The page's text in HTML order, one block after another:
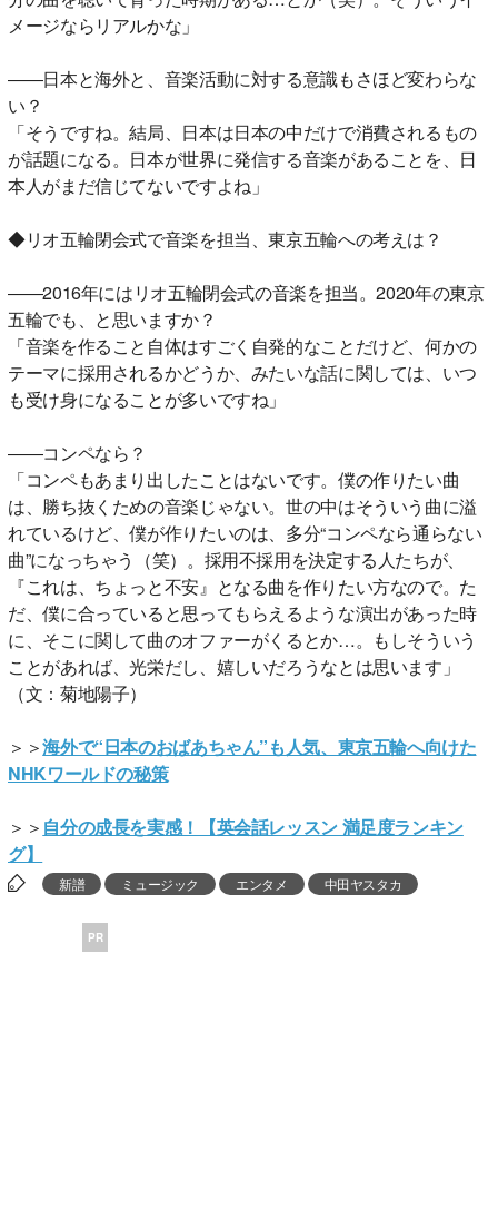
メージならリアルかな」
――日本と海外と、音楽活動に対する意識もさほど変わらな
い？
「そうですね。結局、日本は日本の中だけで消費されるもの
が話題になる。日本が世界に発信する音楽があることを、日
本人がまだ信じてないですよね」
◆リオ五輪閉会式で音楽を担当、東京五輪への考えは？
――2016年にはリオ五輪閉会式の音楽を担当。2020年の東京
五輪でも、と思いますか？
「音楽を作ること自体はすごく自発的なことだけど、何かの
テーマに採用されるかどうか、みたいな話に関しては、いつ
も受け身になることが多いですね」
――コンペなら？
「コンペもあまり出したことはないです。僕の作りたい曲
は、勝ち抜くための音楽じゃない。世の中はそういう曲に溢
れているけど、僕が作りたいのは、多分“コンペなら通らない
曲”になっちゃう（笑）。採用不採用を決定する人たちが、
『これは、ちょっと不安』となる曲を作りたい方なので。た
だ、僕に合っていると思ってもらえるような演出があった時
に、そこに関して曲のオファーがくるとか…。もしそういう
ことがあれば、光栄だし、嬉しいだろうなとは思います」
（文：菊地陽子）
＞＞海外で“日本のおばあちゃん”も人気、東京五輪へ向けた
NHKワールドの秘策
＞＞ 自分の成長を実感！【英会話レッスン 満足度ランキン
グ】
新譜 ミュージック エンタメ 中田ヤスタカ
PR